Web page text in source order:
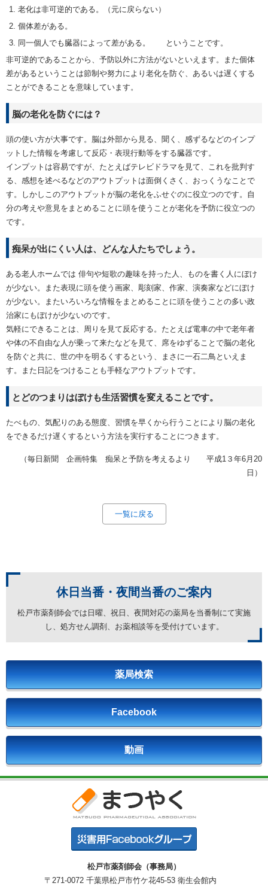
老化は非可逆的である。（元に戻らない）
個体差がある。
同一個人でも臓器によって差がある。 ということです。
非可逆的であることから、予防以外に方法がないといえます。また個体
差があるということは節制や努力により老化を防ぐ、あるいは遅くする
ことができることを意味しています。
脳の老化を防ぐには？
頭の使い方が大事です。脳は外部から見る、聞く、感ずるなどのインプ
ットした情報を考慮して反応・表現行動等をする臓器です。
インプットは容易ですが、たとえばテレビドラマを見て、これを批判す
る、感想を述べるなどのアウトプットは面倒くさく、おっくうなことで
す。しかしこのアウトプットが脳の老化をふせぐのに役立つのです。自
分の考えや意見をまとめることに頭を使うことが老化を予防に役立つの
です。
痴呆が出にくい人は、どんな人たちでしょう。
ある老人ホームでは 俳句や短歌の趣味を持った人、ものを書く人にぼけ
が少ない。また表現に頭を使う画家、彫刻家、作家、演奏家などにぼけ
が少ない。またいろいろな情報をまとめることに頭を使うことの多い政
治家にもぼけが少ないのです。
気軽にできることは、周りを見て反応する。たとえば電車の中で老年者
や体の不自由な人が乗って来たなどを見て、席をゆずることで脳の老化
を防ぐと共に、世の中を明るくするという、まさに一石二鳥といえま
す。また日記をつけることも手軽なアウトプットです。
とどのつまりはぼけも生活習慣を変えることです。
たべもの、気配りのある態度、習慣を早くから行うことにより脳の老化
をできるだけ遅くするという方法を実行することにつきます。
（毎日新聞 企画特集 痴呆と予防を考えるより 平成1３年6月20
日）
一覧に戻る
休日当番・夜間当番のご案内
松戸市薬剤師会では日曜、祝日、夜間対応の薬局を当番制にて実施
し、処方せん調剤、お薬相談等を受付けています。
薬局検索
Facebook
動画
松戸市薬剤師会（事務局）
〒271-0072 千葉県松戸市竹ケ花45-53 衛生会館内